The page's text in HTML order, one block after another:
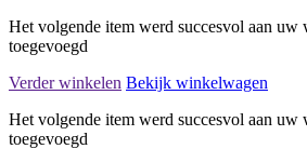
Het volgende item werd succesvol aan uw
toegevoegd
Verder winkelen Bekijk winkelwagen
Het volgende item werd succesvol aan uw
toegevoegd